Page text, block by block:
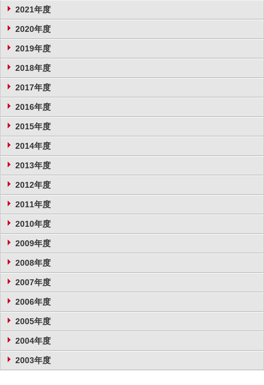
2021年度
2020年度
2019年度
2018年度
2017年度
2016年度
2015年度
2014年度
2013年度
2012年度
2011年度
2010年度
2009年度
2008年度
2007年度
2006年度
2005年度
2004年度
2003年度